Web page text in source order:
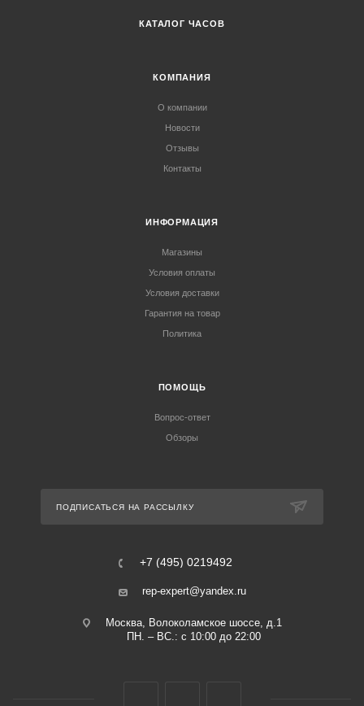
КАТАЛОГ ЧАСОВ
КОМПАНИЯ
О компании
Новости
Отзывы
Контакты
ИНФОРМАЦИЯ
Магазины
Условия оплаты
Условия доставки
Гарантия на товар
Политика
ПОМОЩЬ
Вопрос-ответ
Обзоры
ПОДПИСАТЬСЯ НА РАССЫЛКУ
+7 (495) 0219492
rep-expert@yandex.ru
Москва, Волоколамское шоссе, д.1
ПН. – ВС.: с 10:00 до 22:00